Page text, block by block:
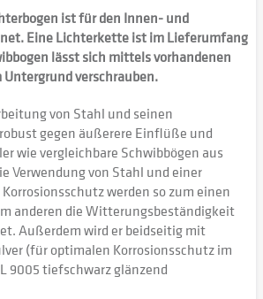
ist für den Innen- und
Eine Lichterkette ist im Lieferumfang
lässt sich mittels vorhandenen
verschrauben.
von Stahl und seinen
gegen äußerere Einflüße und
wie vergleichbare Schwibbögen aus
Verwendung von Stahl und einer
werden so zum einen
anderen die Witterungsbeständigkeit
Außerdem wird er beidseitig mit
(für optimalen Korrosionsschutz im
9005 tiefschwarz glänzend